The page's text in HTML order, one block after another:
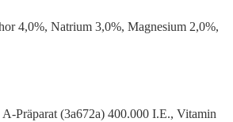
4,0%, Natrium 3,0%, Magnesium 2,0%,
Präparat (3a672a) 400.000 I.E., Vitamin